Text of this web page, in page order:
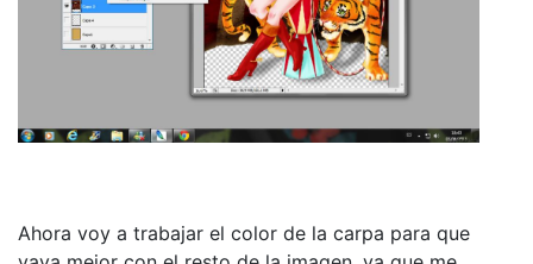
Ahora voy a trabajar el color de la carpa para que